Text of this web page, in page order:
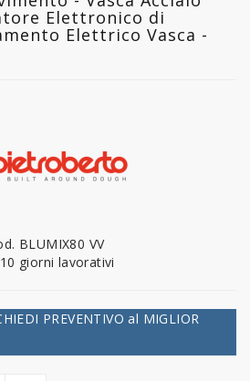
Elettronico di
Elettrico Vasca -
BLUMIX80 VV
giorni lavorativi
PREVENTIVO al MIGLIOR